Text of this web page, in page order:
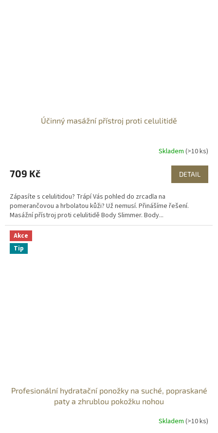
Účinný masážní přístroj proti celulitidě
Skladem (>10 ks)
709 Kč DETAIL
Zápasíte s celulitidou? Trápí Vás pohled do zrcadla na
pomerančovou a hrbolatou kůži? Už nemusí. Přinášíme řešení.
Masážní přístroj proti celulitidě Body Slimmer. Body...
Akce
Tip
Profesionální hydratační ponožky na suché, popraskané
paty a zhrublou pokožku nohou
Skladem (>10 ks)